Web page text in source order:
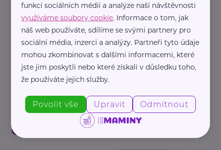
Zlínský kraj
Lidem v obtížné životní situaci pomůže nové
Centrum Žluté dveře. Průvodce sociálním
systémem otevřel Zlínský kraj
funkcí sociálních médií a analýze naší návštěvnosti
využíváme soubory cookie. Informace o tom, jak
náš web používáte, sdílíme se svými partnery pro
sociální média, inzerci a analýzy. Partneři tyto údaje
mohou zkombinovat s dalšími informacemi, které
jste jim poskytli nebo které získali v důsledku toho,
že používáte jejich služby.
Povolit vše Upravit Odmítnout